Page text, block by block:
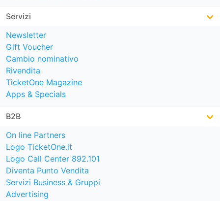
Servizi
Newsletter
Gift Voucher
Cambio nominativo
Rivendita
TicketOne Magazine
Apps & Specials
B2B
On line Partners
Logo TicketOne.it
Logo Call Center 892.101
Diventa Punto Vendita
Servizi Business & Gruppi
Advertising